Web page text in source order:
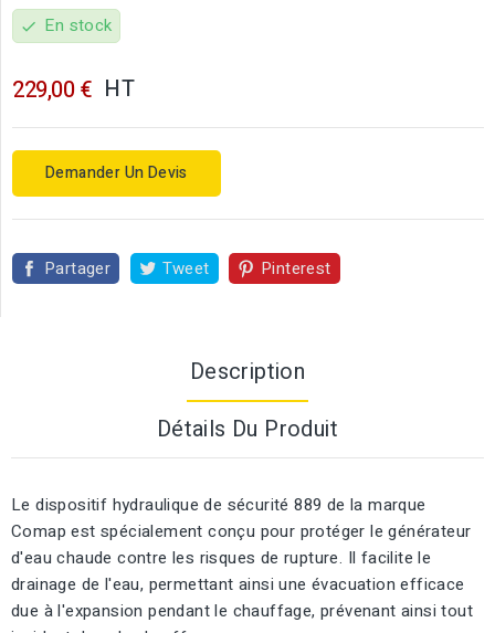
check En stock
229,00 € HT
Demander Un Devis
Partager Tweet Pinterest
Description
Détails Du Produit
Le dispositif hydraulique de sécurité 889 de la marque
Comap est spécialement conçu pour protéger le générateur
d'eau chaude contre les risques de rupture. Il facilite le
drainage de l'eau, permettant ainsi une évacuation efficace
due à l'expansion pendant le chauffage, prévenant ainsi tout